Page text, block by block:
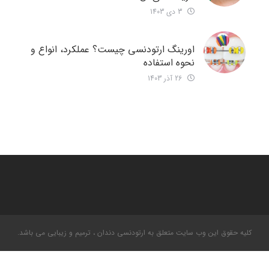
اورینگ ارتودنسی چیست؟ عملکرد، انواع و
نحوه استفاده
کلیه حقوق این وب سایت متعلق به ارتودنسی دندان ، ترمیم و زیبایی می باشد.